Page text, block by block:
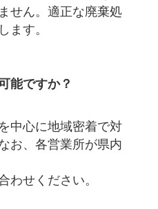
せん。適正な廃棄処
ます。
能ですか？
中心に地域密着で対
お、各営業所が県内
わせください。